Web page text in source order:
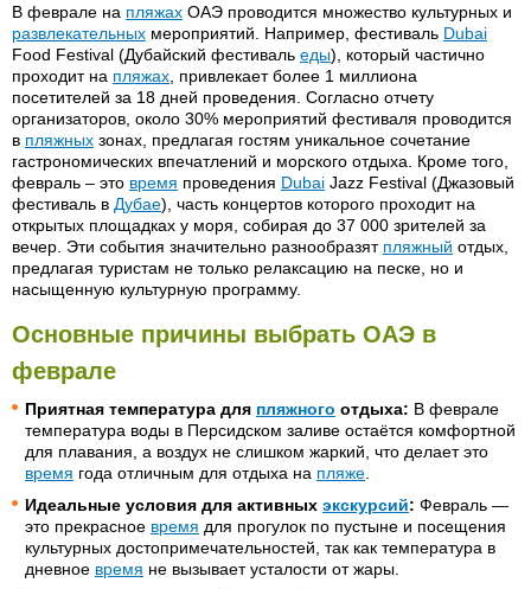
В феврале на пляжах ОАЭ проводится множество культурных и
развлекательных мероприятий. Например, фестиваль Dubai
Food Festival (Дубайский фестиваль еды), который частично
проходит на пляжах , привлекает более 1 миллиона
посетителей за 18 дней проведения. Согласно отчету
организаторов, около 30% мероприятий фестиваля проводится
в пляжных зонах, предлагая гостям уникальное сочетание
гастрономических впечатлений и морского отдыха. Кроме того,
февраль – это время проведения Dubai Jazz Festival (Джазовый
фестиваль в Дубае), часть концертов которого проходит на
открытых площадках у моря, собирая до 37 000 зрителей за
вечер. Эти события значительно разнообразят пляжный отдых,
предлагая туристам не только релаксацию на песке, но и
насыщенную культурную программу.
Основные причины выбрать ОАЭ в
феврале
Приятная температура для пляжного отдыха: В феврале
температура воды в Персидском заливе остаётся комфортной
для плавания, а воздух не слишком жаркий, что делает это
время года отличным для отдыха на пляже
Идеальные условия для активных экскурсий: Февраль —
это прекрасное время для прогулок по пустыне и посещения
культурных достопримечательностей, так как температура в
дневное время не вызывает усталости от жары.